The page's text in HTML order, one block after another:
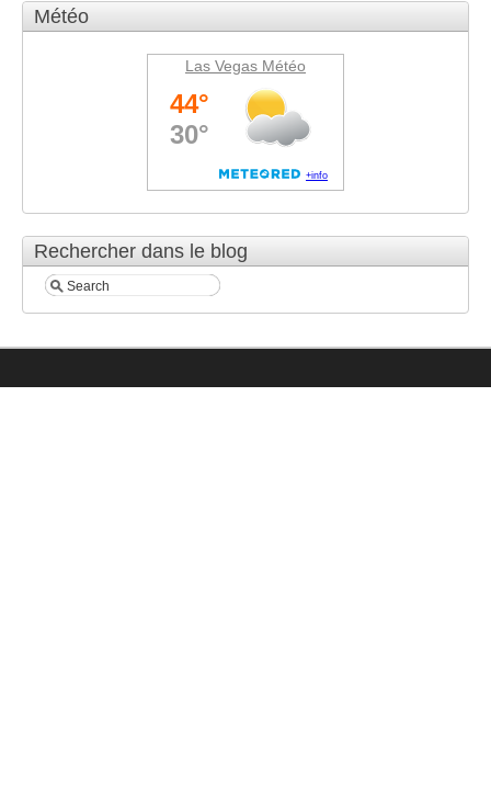
Météo
Las Vegas Météo
Rechercher dans le blog